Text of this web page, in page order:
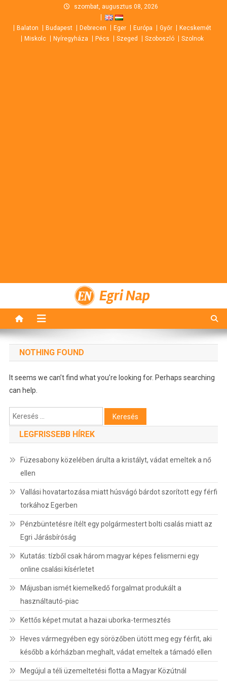
content
szombat, augusztus 08, 2026
Balaton Budapest Debrecen Eger Európa Győr
Kecskemét
Miskolc
Nyíregyháza Pécs Szeged Szoboszló Szolnok
Egri Nap
NOTHING FOUND
It seems we can’t find what you’re looking for. Perhaps searching
can help.
Keresés:
LEGFRISSEBB HÍREK
Füzesabony közelében árulta a kristályt, vádat emeltek a nő
ellen
Vallási hovatartozása miatt húsvágó bárdot szorított egy férfi
torkához Egerben
Pénzbüntetésre ítélt egy polgármestert bolti csalás miatt az
Egri Járásbíróság
Kutatás: tízből csak három magyar képes felismerni egy
online csalási kísérletet
Májusban ismét kiemelkedő forgalmat produkált a
használtautó-piac
Kettős képet mutat a hazai uborka-termesztés
Heves vármegyében egy sörözőben ütött meg egy férfit, aki
később a kórházban meghalt, vádat emeltek a támadó ellen
Megújul a téli üzemeltetési flotta a Magyar Közútnál